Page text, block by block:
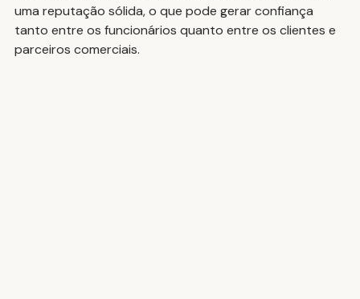
uma reputação sólida, o que pode gerar confiança
tanto entre os funcionários quanto entre os clientes e
parceiros comerciais.